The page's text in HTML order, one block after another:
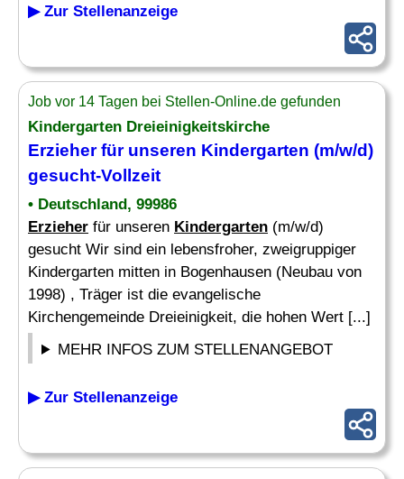
▶ Zur Stellenanzeige
Job vor 14 Tagen bei Stellen-Online.de gefunden
Kindergarten Dreieinigkeitskirche
Erzieherfür unseren Kindergarten (m/w/d)
gesucht-Vollzeit
• Deutschland, 99986
Erzieher für unseren Kindergarten (m/w/d)
gesucht Wir sind ein lebensfroher, zweigruppiger
Kindergarten mitten in Bogenhausen (Neubau von
1998) , Träger ist die evangelische
Kirchengemeinde Dreieinigkeit, die hohen Wert [...]
MEHR INFOS ZUM STELLENANGEBOT
▶ Zur Stellenanzeige